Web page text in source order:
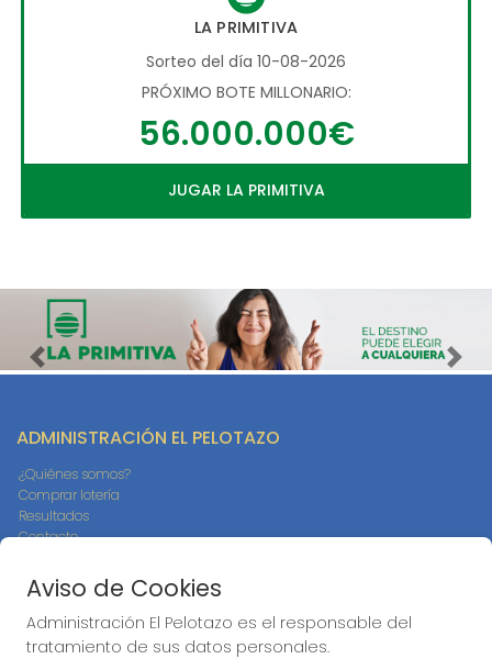
LA PRIMITIVA
Sorteo del día 10-08-2026
PRÓXIMO BOTE MILLONARIO:
56.000.000€
JUGAR LA PRIMITIVA
Imagen anterior
ADMINISTRACIÓN EL PELOTAZO
¿Quiénes somos?
Comprar lotería
Resultados
Contacto
Compra en SELAE
Peñas
Boletos digitales
Acceso
Aviso de Cookies
Administración El Pelotazo es el responsable del
tratamiento de sus datos personales.